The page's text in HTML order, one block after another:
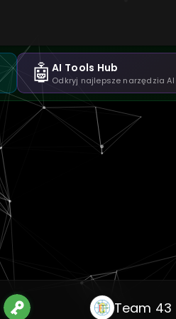
🤖AI Tools Hub
Odkryj najlepsze narzędzia AI
Team 43